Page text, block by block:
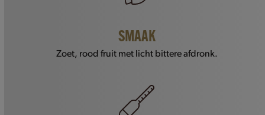
SMAAK
Zoet, rood fruit met licht bittere afdronk.